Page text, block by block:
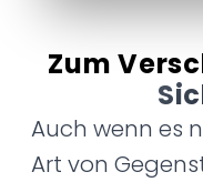
Zum
Auch wenn es
Art von